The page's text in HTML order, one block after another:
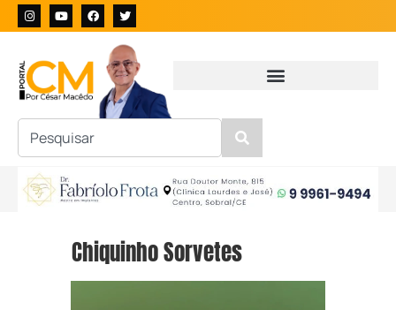
Chiquinho Sorvetes